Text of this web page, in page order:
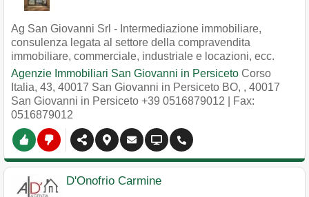
Ag San Giovanni Srl - Intermediazione immobiliare,
consulenza legata al settore della compravendita
immobiliare, commerciale, industriale e locazioni, ecc.
Agenzie Immobiliari San Giovanni in Persiceto Corso
Italia, 43, 40017 San Giovanni in Persiceto BO, , 40017
San Giovanni in Persiceto +39 0516879012 | Fax:
0516879012
D'Onofrio Carmine